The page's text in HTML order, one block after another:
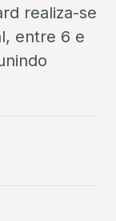
realiza-se
entre 6 e